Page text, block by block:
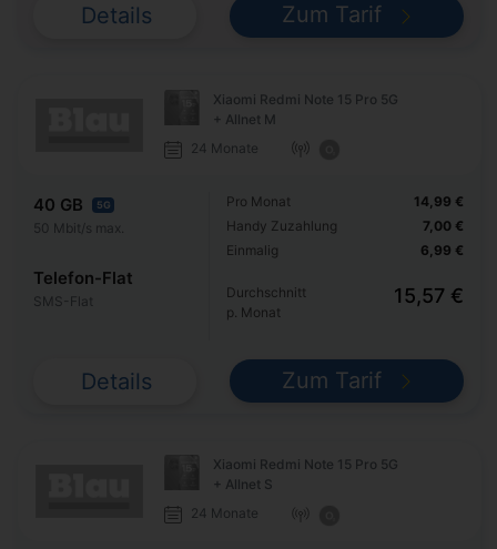
Details Zum Tarif
Xiaomi Redmi Note 15 Pro 5G
+ Allnet M
24 Monate
40 GB 5G
50 Mbit/s max.
Telefon-Flat
SMS-Flat
Pro Monat
Handy Zuzahlung
Einmalig
14,99 €
7,00 €
6,99 €
Durchschnitt
p. Monat
15,57 €
Details Zum Tarif
Xiaomi Redmi Note 15 Pro 5G
+ Allnet S
24 Monate